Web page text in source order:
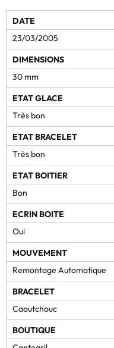
DATE
23/03/2005
DIMENSIONS
30 mm
ETAT GLACE
Très bon
ETAT BRACELET
Très bon
ETAT BOITIER
Bon
ECRIN BOITE
Oui
MOUVEMENT
Remontage Automatique
BRACELET
Caoutchouc
BOUTIQUE